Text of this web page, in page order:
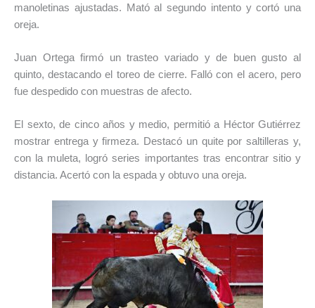
manoletinas ajustadas. Mató al segundo intento y cortó una
oreja.
Juan Ortega firmó un trasteo variado y de buen gusto al
quinto, destacando el toreo de cierre. Falló con el acero, pero
fue despedido con muestras de afecto.
El sexto, de cinco años y medio, permitió a Héctor Gutiérrez
mostrar entrega y firmeza. Destacó un quite por saltilleras y,
con la muleta, logró series importantes tras encontrar sitio y
distancia. Acertó con la espada y obtuvo una oreja.